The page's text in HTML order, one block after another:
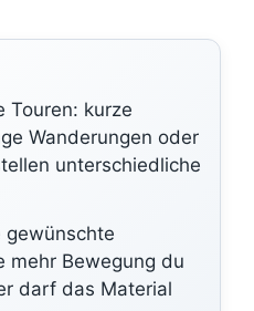
Touren: kurze
Wanderungen oder
unterschiedliche
gewünschte
mehr Bewegung du
darf das Material